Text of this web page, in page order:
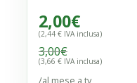
2,00€
(2,44 € IVA inclusa)
3,00€
(3,66 € IVA inclusa)
/al mese a tv